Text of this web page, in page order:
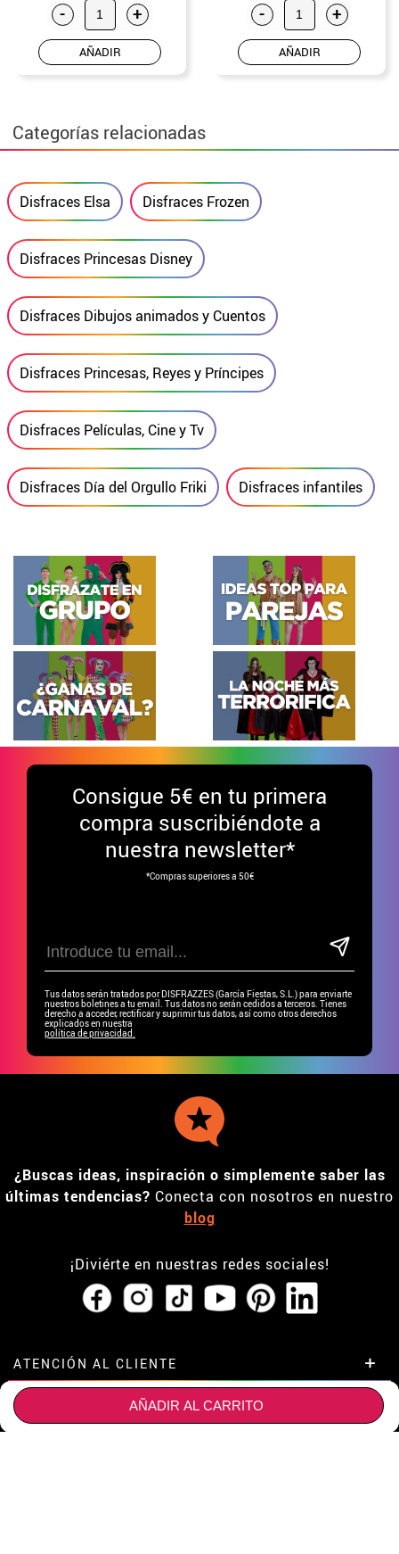
AÑADIR AL CARRITO
- +
AÑADIR
- +
AÑADIR
Categorías relacionadas
Disfraces Elsa Disfraces Frozen
Disfraces Princesas Disney
Disfraces Dibujos animados y Cuentos
Disfraces Princesas, Reyes y Príncipes
Disfraces Películas, Cine y Tv
Disfraces Día del Orgullo Friki Disfraces infantiles
Consigue 5€ en tu primera
compra suscribiéndote a
nuestra newsletter*
*Compras superiores a 50€
Tus datos serán tratados por DISFRAZZES (García Fiestas, S.L.) para enviarte
nuestros boletines a tu email. Tus datos no serán cedidos a terceros. Tienes
derecho a acceder, rectificar y suprimir tus datos, así como otros derechos
explicados en nuestra
política de privacidad.
¿Buscas ideas, inspiración o simplemente saber las
últimas tendencias? Conecta con nosotros en nuestro
blog
¡Diviérte en nuestras redes sociales!
ATENCIÓN AL CLIENTE
• Horario tienda IBI
•Descuento estudiantes
ESPECIAL GRUPOS